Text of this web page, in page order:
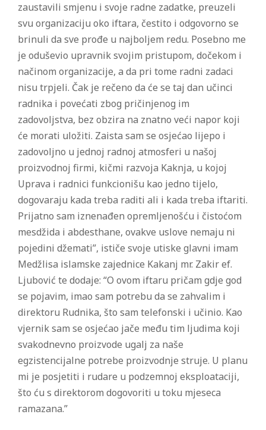
zaustavili smjenu i svoje radne zadatke, preuzeli
svu organizaciju oko iftara, čestito i odgovorno se
brinuli da sve prođe u najboljem redu. Posebno me
je oduševio upravnik svojim pristupom, dočekom i
načinom organizacije, a da pri tome radni zadaci
nisu trpjeli. Čak je rečeno da će se taj dan učinci
radnika i povećati zbog pričinjenog im
zadovoljstva, bez obzira na znatno veći napor koji
će morati uložiti. Zaista sam se osjećao lijepo i
zadovoljno u jednoj radnoj atmosferi u našoj
proizvodnoj firmi, kičmi razvoja Kaknja, u kojoj
Uprava i radnici funkcionišu kao jedno tijelo,
dogovaraju kada treba raditi ali i kada treba iftariti.
Prijatno sam iznenađen opremljenošću i čistoćom
mesdžida i abdesthane, ovakve uslove nemaju ni
pojedini džemati”, ističe svoje utiske glavni imam
Medžlisa islamske zajednice Kakanj mr. Zakir ef.
Ljubović te dodaje: “O ovom iftaru pričam gdje god
se pojavim, imao sam potrebu da se zahvalim i
direktoru Rudnika, što sam telefonski i učinio. Kao
vjernik sam se osjećao jače među tim ljudima koji
svakodnevno proizvode ugalj za naše
egzistencijalne potrebe proizvodnje struje. U planu
mi je posjetiti i rudare u podzemnoj eksploataciji,
što ću s direktorom dogovoriti u toku mjeseca
ramazana.”